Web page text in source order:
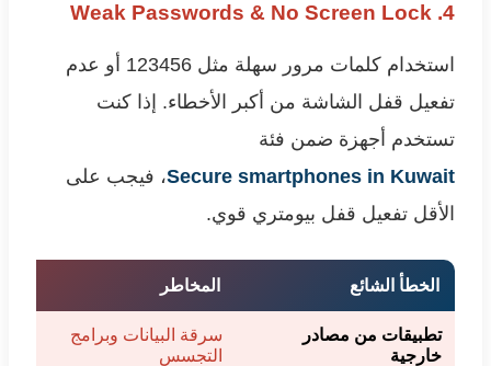
4. Weak Passwords & No Screen Lock
استخدام كلمات مرور سهلة مثل 123456 أو عدم
تفعيل قفل الشاشة من أكبر الأخطاء. إذا كنت
تستخدم أجهزة ضمن فئة
Secure smartphones in Kuwait، فيجب على
الأقل تفعيل قفل بيومتري قوي.
الخطأ الشائع المخاطر
تطبيقات من مصادر
خارجية
سرقة البيانات وبرامج
التجسس